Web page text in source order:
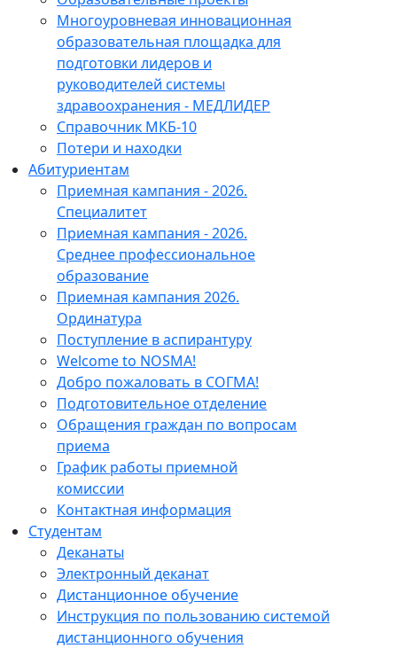
Многоуровневая инновационная
образовательная площадка для
подготовки лидеров и
руководителей системы
здравоохранения - МЕДЛИДЕР
Справочник МКБ-10
Потери и находки
Абитуриентам
Приемная кампания - 2026.
Специалитет
Приемная кампания - 2026.
Среднее профессиональное
образование
Приемная кампания 2026.
Ординатура
Поступление в аспирантуру
Welcome to NOSMA!
Добро пожаловать в СОГМА!
Подготовительное отделение
Обращения граждан по вопросам
приема
График работы приемной
комиссии
Контактная информация
Студентам
Деканаты
Электронный деканат
Дистанционное обучение
Инструкция по пользованию системой
дистанционного обучения